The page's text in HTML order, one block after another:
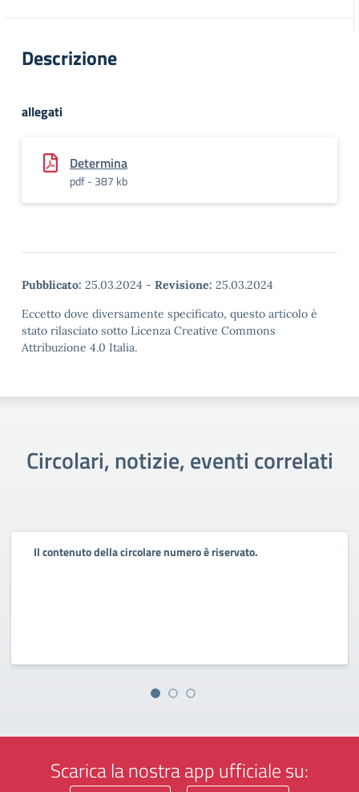
Descrizione
allegati
Determina
pdf - 387 kb
Pubblicato: 25.03.2024 - Revisione: 25.03.2024
Eccetto dove diversamente specificato, questo articolo è
stato rilasciato sotto Licenza Creative Commons
Attribuzione 4.0 Italia.
Circolari, notizie, eventi correlati
Il contenuto della circolare numero è riservato.
Scarica la nostra app ufficiale su: